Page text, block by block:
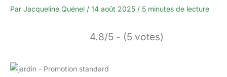
Par Jacqueline Quénel / 14 août 2025 / 5 minutes de lecture
4.8/5 - (5 votes)